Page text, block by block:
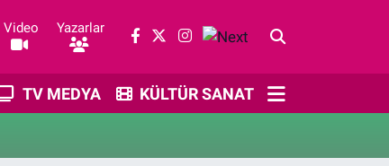
Video Yazarlar
TV MEDYA KÜLTÜR SANAT